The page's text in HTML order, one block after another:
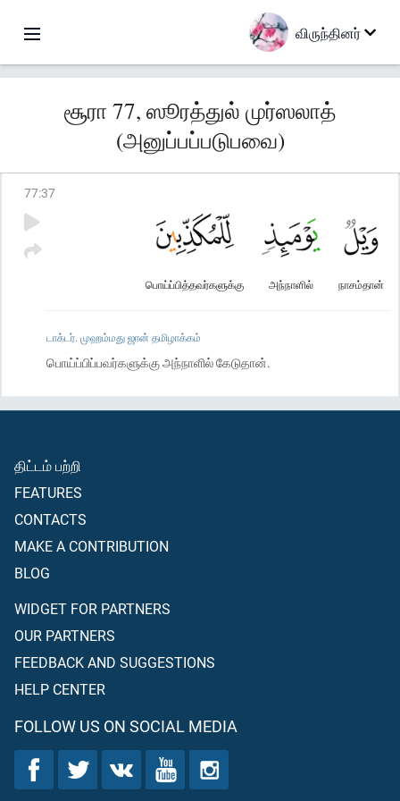
விருந்தினர்
சூரா 77, ஸூரத்துல் முர்ஸலாத்
(அனுப்பப்படுபவை)
77:37
நாசம்தான்
அந்நாளில்
பொய்ப்பித்தவர்களுக்கு
டாக்டர். முஹம்மது ஜான் தமிழாக்கம்
பொய்ப்பிப்பவர்களுக்கு அந்நாளில் கேடுதான்.
திட்டம் பற்றி
FEATURES
CONTACTS
MAKE A CONTRIBUTION
BLOG
WIDGET FOR PARTNERS
OUR PARTNERS
FEEDBACK AND SUGGESTIONS
HELP CENTER
FOLLOW US ON SOCIAL MEDIA